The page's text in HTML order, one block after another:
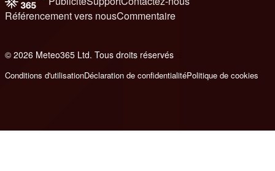
Référencement vers nousCommentaire
© 2026 Meteo365 Ltd. Tous droits réservés
Conditions d'utilisationDéclaration de confidentialitéPolitique de cookies